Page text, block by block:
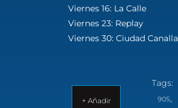
Viernes 16: La Calle
Viernes 23: Replay
Viernes 30: Ciudad Canalla
+ Añadir
Tags:
90S,